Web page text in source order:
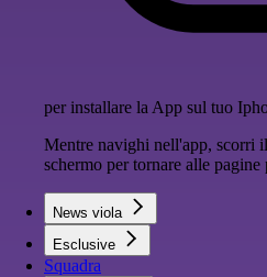
per installare la App sul tuo
Mentre navighi nell'app, scorri
schermo per tornare alle pagine
News viola
Esclusive
Squadra